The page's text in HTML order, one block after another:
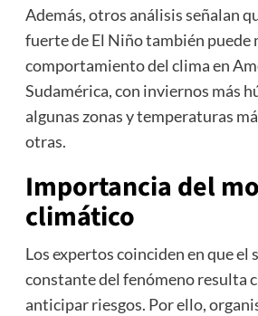
Además, otros análisis señalan
fuerte de El Niño también puede
comportamiento del clima en
Sudamérica, con inviernos más
algunas zonas y temperaturas
otras.
Importancia del
climático
Los expertos coinciden en que el
constante del fenómeno resulta
anticipar riesgos. Por ello,